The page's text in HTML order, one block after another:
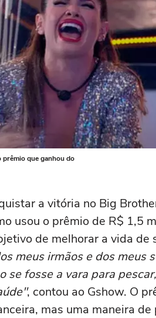
prêmio que ganhou do
a vitória no Big
usou o prêmio de R$ 1,5
de melhorar a vida de
meus irmãos e dos meus
se fosse a vara para
, contou ao Gshow. O
mas uma maneira